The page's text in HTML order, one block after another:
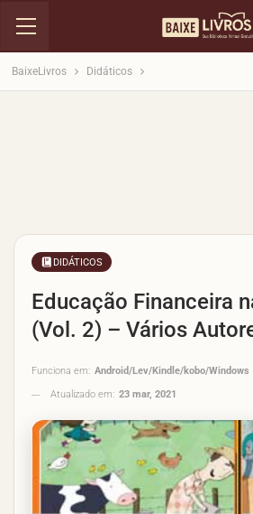
BaixeLivros Didáticos
DIDÁTICOS
Educação Financeira
(Vol. 2) – Vários
Funciona em: Android/Lev/Kindle/kobo/Windows
Atualizado em: 23 mar, 2021